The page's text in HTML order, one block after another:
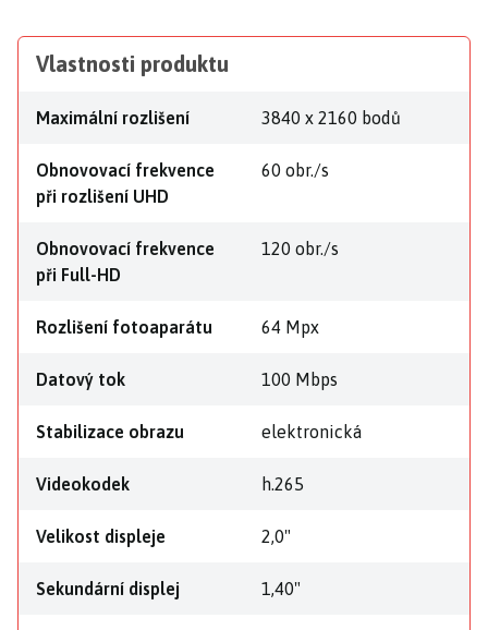
Vlastnosti produktu
Maximální rozlišení 3840 x 2160 bodů
Obnovovací frekvence
při rozlišení UHD
60 obr./s
Obnovovací frekvence
při Full-HD
120 obr./s
Rozlišení fotoaparátu 64 Mpx
Datový tok 100 Mbps
Stabilizace obrazu elektronická
Videokodek h.265
Velikost displeje 2,0"
Sekundární displej 1,40"